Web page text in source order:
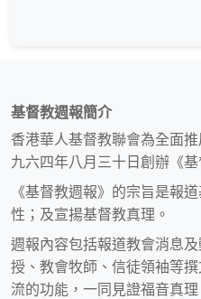
基督教週報簡介
香港華人基督教聯會為全面
九六四年八月三十日創辦《基
《基督教週報》的宗旨是報
性；及宣揚基督教真理。
週報內容包括報道教會消息
授、教會牧師、信徒領袖等
流的功能，一同見證福音真理